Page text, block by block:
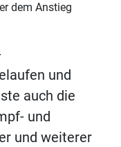
dem Anstieg
und
auch die
und
und weiterer